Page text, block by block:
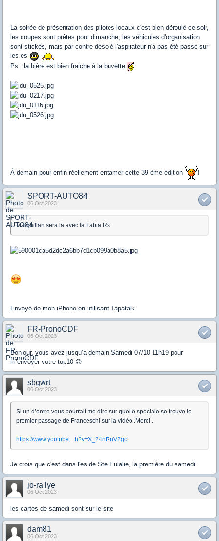
La soirée de présentation des pilotes locaux c'est bien déroulé ce soir,
les coupes sont prêtes pour dimanche, les véhicules d'organisation
sont stickés, mais par contre désolé l'aspirateur n'a pas été passé sur
les es
Ps : la bière est bien fraiche à la buvette
À demain pour enfin réellement entamer cette 39 ème édition !
SPORT-AUTO84
06 Oct 2023
Margaillan sera la avec la Fabia Rs
Envoyé de mon iPhone en utilisant Tapatalk
FR-PronoCDF
06 Oct 2023
Bonjour, vous avez jusqu’a demain Samedi 07/10 11h19 pour
m’envoyer votre top10 😉
sbgwrt
06 Oct 2023
Si un d’entre vous pourrait me dire sur quelle spéciale se trouve le
premier passage de Franceschi sur la vidéo .Merci .
https://www.youtube....h?v=X_24nRnV2go
Je crois que c'est dans l'es de Ste Eulalie, la première du samedi.
jo-rallye
06 Oct 2023
les cartes de samedi sont sur le site
dam81
06 Oct 2023